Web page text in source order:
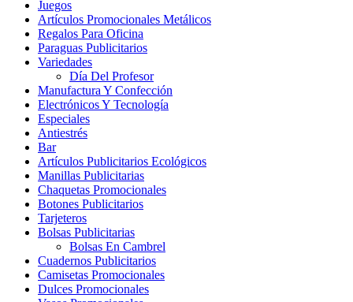
Juegos
Artículos Promocionales Metálicos
Regalos Para Oficina
Paraguas Publicitarios
Variedades
Día Del Profesor
Manufactura Y Confección
Electrónicos Y Tecnología
Especiales
Antiestrés
Bar
Artículos Publicitarios Ecológicos
Manillas Publicitarias
Chaquetas Promocionales
Botones Publicitarios
Tarjeteros
Bolsas Publicitarias
Bolsas En Cambrel
Cuadernos Publicitarios
Camisetas Promocionales
Dulces Promocionales